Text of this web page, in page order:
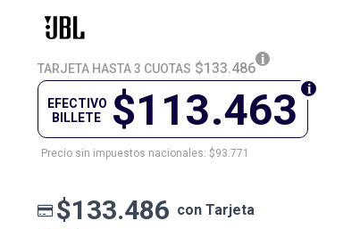
TARJETA HASTA 3 CUOTAS $133.486
$113.463
EFECTIVO
BILLETE
Precio sin impuestos nacionales: $93.771
$133.486 con Tarjeta